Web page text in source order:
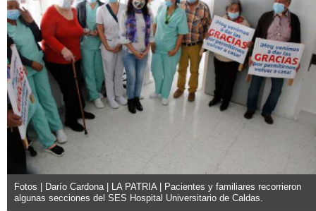
Fotos | Darío Cardona | LA PATRIA | Pacientes y familiares recorrieron
algunas secciones del SES Hospital Universitario de Caldas.